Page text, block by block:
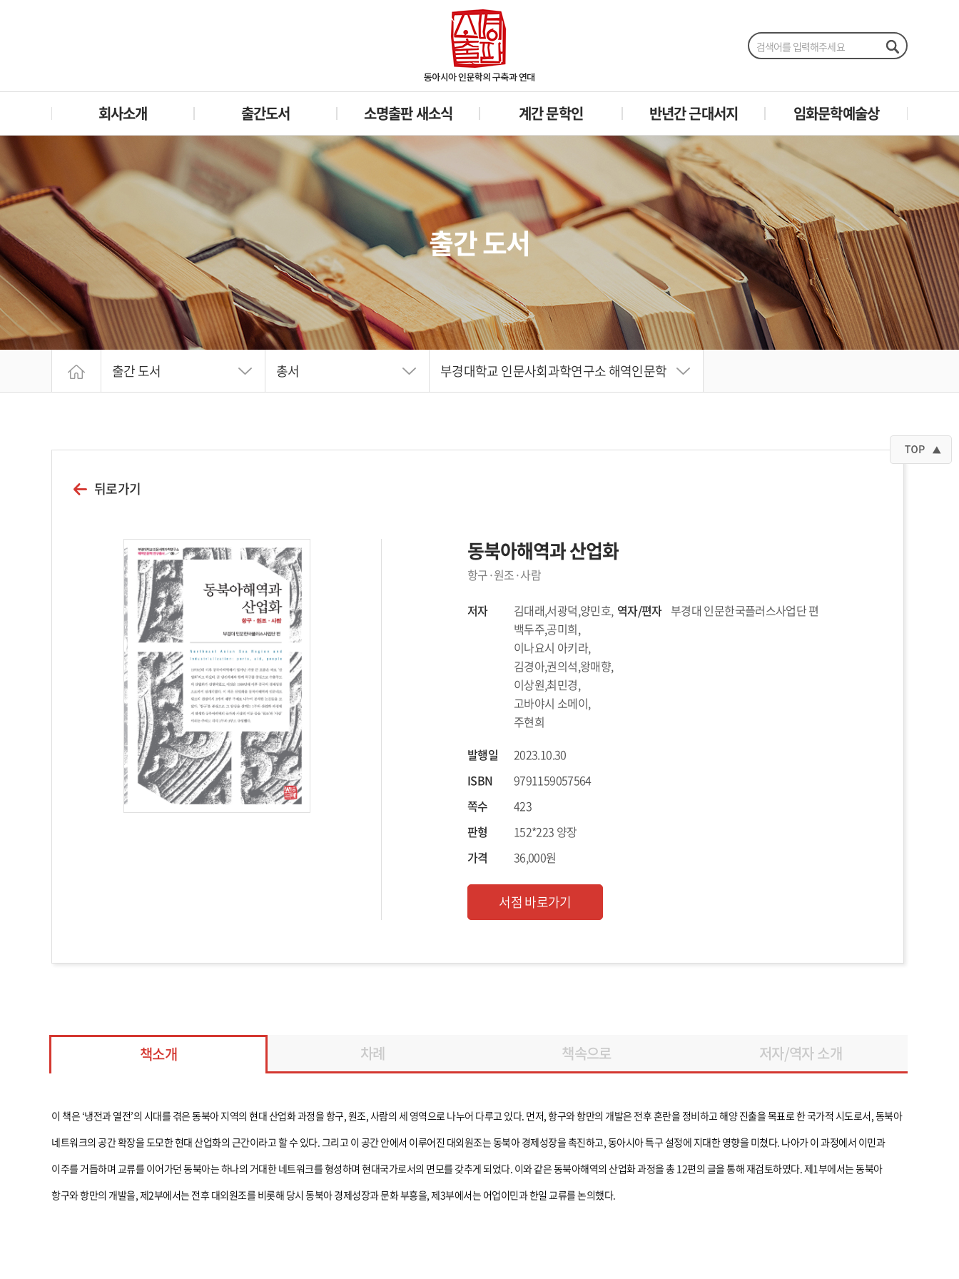
회사소개 출간도서 소명출판 새소식 계간 문학인 반년간 근대서지 임화문학예술상
출간 도서
출간 도서 총서 부경대학교 인문사회과학연구소 해역인문학
뒤로가기
동북아해역과 산업화
항구·원조·사람
저자
김대래,서광덕,양민호,
백두주,공미희,
이나요시 아키라,
김경아,권의석,왕매향,
이상원,최민경,
고바야시 소메이,
주현희
역자/편자 부경대 인문한국플러스사업단 편
발행일
2023.10.30
ISBN
9791159057564
쪽수
423
판형
152*223 양장
가격
36,000원
서점 바로가기
책소개 차례 책속으로 저자/역자 소개
이 책은 ‘냉전과 열전’의 시대를 겪은 동북아 지역의 현대 산업화 과정을 항구, 원조, 사람의 세 영역으로 나누어 다루고 있다. 먼저, 항구와 항만의 개발은 전후 혼란을 정비하고 해양 진출을 목표로 한 국가적 시도로서, 동북아
네트워크의 공간 확장을 도모한 현대 산업화의 근간이라고 할 수 있다. 그리고 이 공간 안에서 이루어진 대외원조는 동북아 경제성장을 촉진하고, 동아시아 특구 설정에 지대한 영향을 미쳤다. 나아가 이 과정에서 이민과
이주를 거듭하며 교류를 이어가던 동북아는 하나의 거대한 네트워크를 형성하며 현대국가로서의 면모를 갖추게 되었다. 이와 같은 동북아해역의 산업화 과정을 총 12편의 글을 통해 재검토하였다. 제1부에서는 동북아
항구와 항만의 개발을, 제2부에서는 전후 대외원조를 비롯해 당시 동북아 경제성장과 문화 부흥을, 제3부에서는 어업이민과 한일 교류를 논의했다.